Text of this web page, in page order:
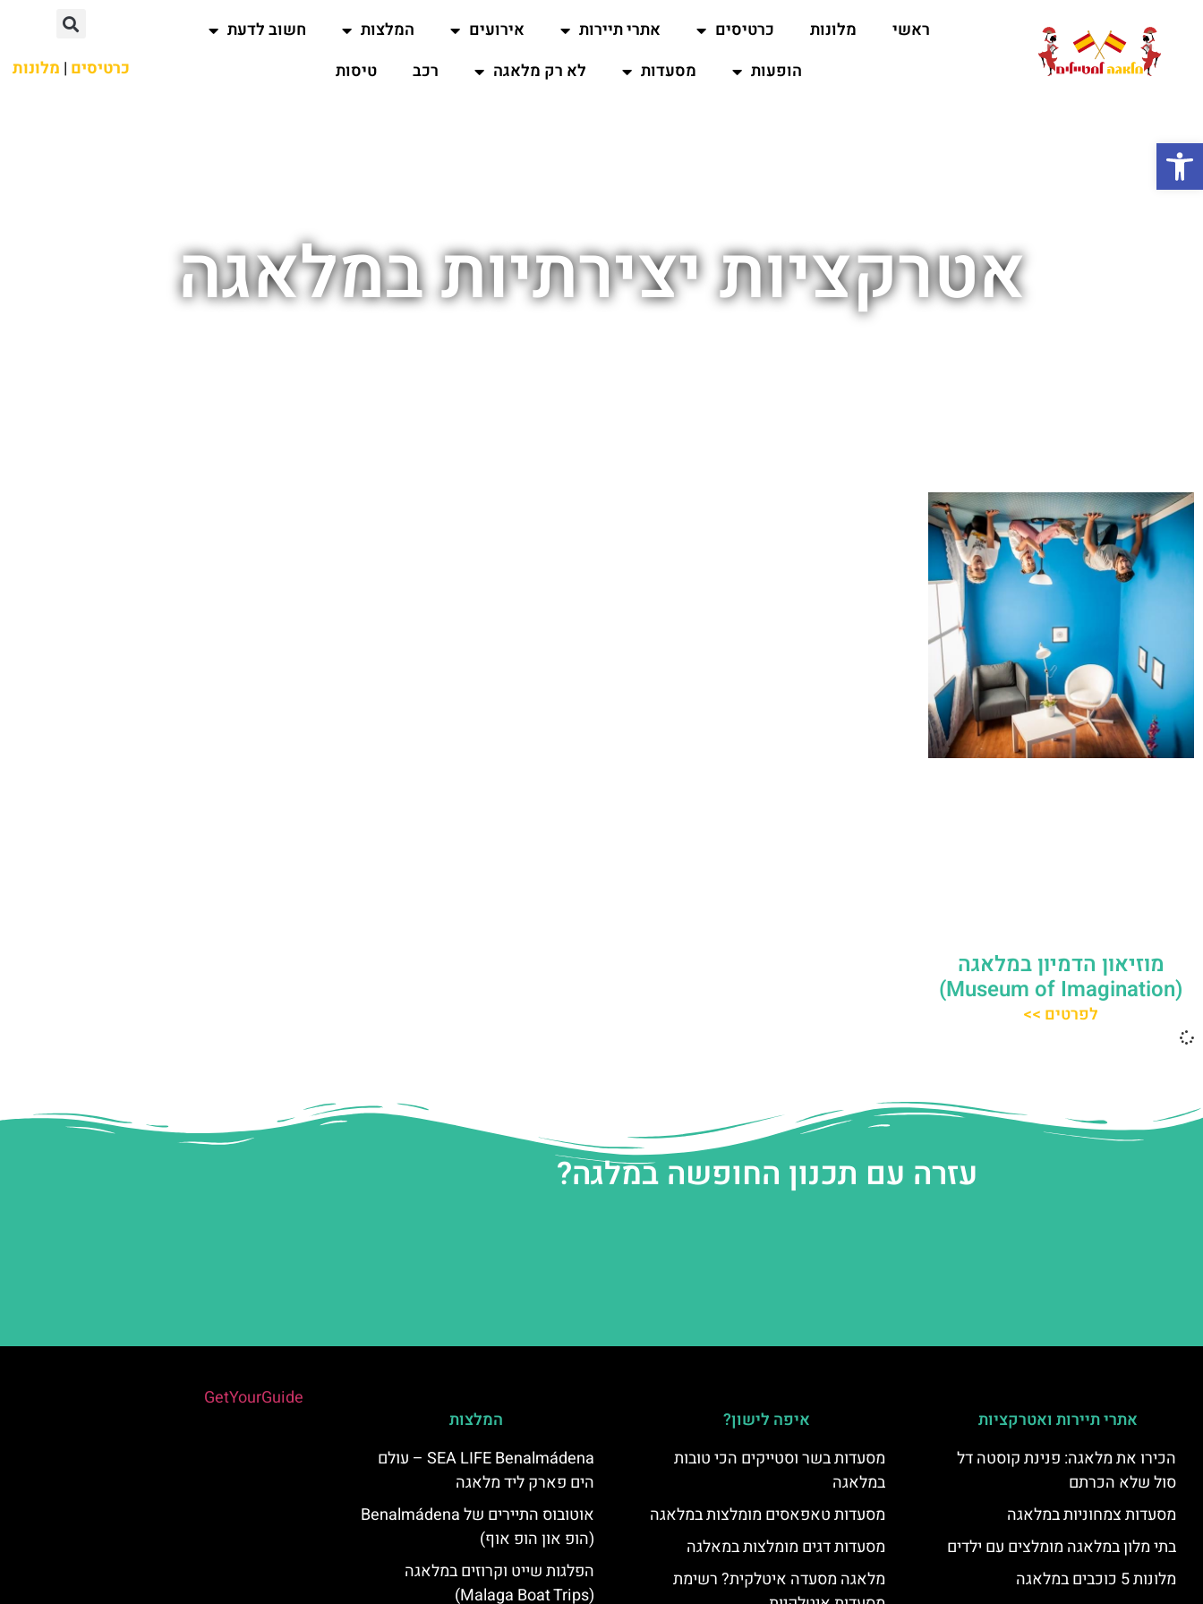
ראשי מלונות כרטיסים אתרי תיירות אירועים המלצות
חשוב לדעת
הופעות
מסעדות לא רק מלאגה רכב טיסות כרטיסים | מלונות
אטרקציות יצירתיות במלאגה
מוזיאון הדמיון במלאגה
(Museum of Imagination)
לפרטים >>
עזרה עם תכנון החופשה במלגה?
אתרי תיירות ואטרקציות
הכירו את מלאגה: פנינת קוסטה דל
סול שלא הכרתם
מסעדות צמחוניות במלאגה
בתי מלון במלאגה מומלצים עם ילדים
מלונות 5 כוכבים במלאגה
איפה לישון?
מסעדות בשר וסטייקים הכי טובות
במלאגה
מסעדות טאפאסים מומלצות במלאגה
מסעדות דגים מומלצות במאלגה
מלאגה מסעדה איטלקית? רשימת
המלצות
SEA LIFE Benalmádena – עולם
הים פארק ליד מלאגה
אוטובוס התיירים של Benalmádena
(הופ און הופ אוף)
הפלגות שייט וקרוזים במלאגה
(Malaga Boat Trips)
GetYourGuide
פתח סרגל נגישות